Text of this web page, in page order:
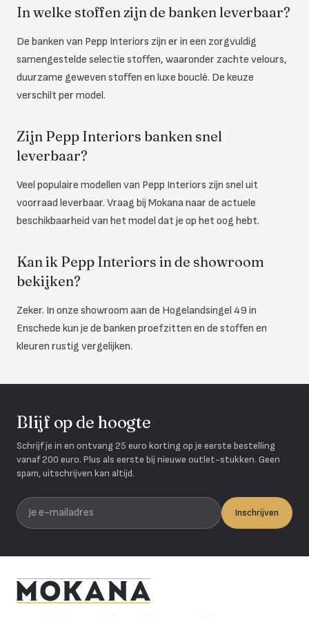
In welke stoffen zijn de banken leverbaar?
De banken van Pepp Interiors zijn er in een zorgvuldig
samengestelde selectie stoffen, waaronder zachte velours,
duurzame geweven stoffen en luxe bouclé. De keuze
verschilt per model.
Zijn Pepp Interiors banken snel
leverbaar?
Veel populaire modellen van Pepp Interiors zijn snel uit
voorraad leverbaar. Vraag bij Mokana naar de actuele
beschikbaarheid van het model dat je op het oog hebt.
Kan ik Pepp Interiors in de showroom
bekijken?
Zeker. In onze showroom aan de Hogelandsingel 49 in
Enschede kun je de banken proefzitten en de stoffen en
kleuren rustig vergelijken.
Blijf op de hoogte
Schrijf je in en ontvang 25 euro korting op je eerste bestelling
vanaf 200 euro. Plus als eerste bij nieuwe outlet-stukken. Geen
spam, uitschrijven kan altijd.
Je e-mailadres
Inschrijven